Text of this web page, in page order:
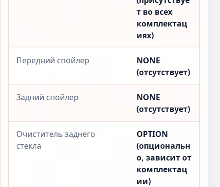
т во всех
комплектац
иях)
Передний спойлер
NONE
(отсутствует)
Задний спойлер
NONE
(отсутствует)
Очиститель заднего
стекла
OPTION
(опциональн
о, зависит от
комплектац
ии)